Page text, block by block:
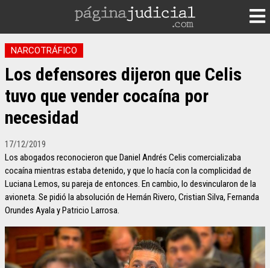
NARCOTRÁFICO
Los defensores dijeron que Celis
tuvo que vender cocaína por
necesidad
17/12/2019
Los abogados reconocieron que Daniel Andrés Celis comercializaba
cocaína mientras estaba detenido, y que lo hacía con la complicidad de
Luciana Lemos, su pareja de entonces. En cambio, lo desvincularon de la
avioneta. Se pidió la absolución de Hernán Rivero, Cristian Silva, Fernanda
Orundes Ayala y Patricio Larrosa.